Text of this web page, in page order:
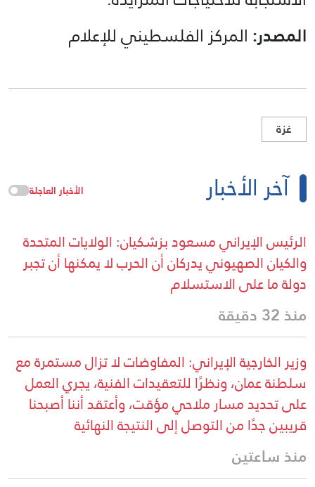
المصدر: المركز الفلسطيني للإعلام
غزة
آخر الأخبار الأخبار العاجلة
الرئيس الإيراني مسعود بزشكيان: الولايات المتحدة
والكيان الصهيوني يدركان أن الحرب لا يمكنها أن تجبر
دولة ما على الاستسلام
منذ 32 دقيقة
وزير الخارجية الإيراني: المفاوضات لا تزال مستمرة مع
سلطنة عمان، ونظرًا للتعقيدات الفنية، يجري العمل
على تحديد مسار ملاحي مؤقت، وأعتقد أننا أصبحنا
قريبين جدًا من التوصل إلى النتيجة النهائية
منذ ساعتين